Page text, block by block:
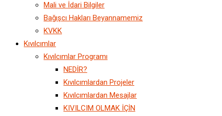
Mali ve İdari Bilgiler
Bağışcı Hakları Beyannamemiz
KVKK
Kıvılcımlar
Kıvılcımlar Programı
NEDİR?
Kıvılcımlardan Projeler
Kıvılcımlardan Mesajlar
KIVILCIM OLMAK İÇİN